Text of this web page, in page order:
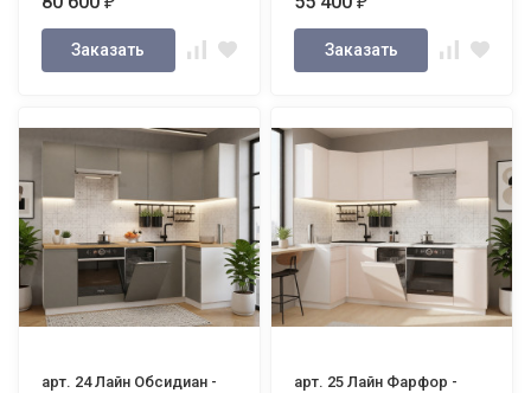
Заказать Заказать
арт. 24 Лайн Обсидиан -
арт. 25 Лайн Фарфор -